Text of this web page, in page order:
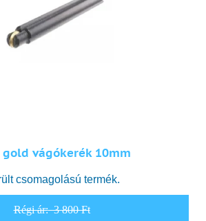
gold vágókerék 10mm
csomagolású termék.
Régi ár:3 800 Ft